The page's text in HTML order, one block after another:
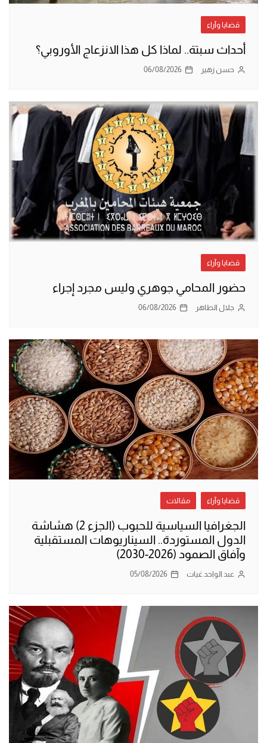
قضايا وآراء
أحداث سبتة.. لماذا كل هذا الانزعاج الأوروبي؟
حسن زهير 06/08/2026
قضايا وآراء
حضور المحامي جوهري وليس مجرد إجراء
جلال الطاهر 06/08/2026
قضايا وآراء مقالات
الجغرافيا السياسية للحبوب (الجزء 2) هشاشة
الدول المستوردة.. السيناريوهات المستقبلية
وآفاق الصمود (2026-2030)
عبد الواحد غيات 05/08/2026